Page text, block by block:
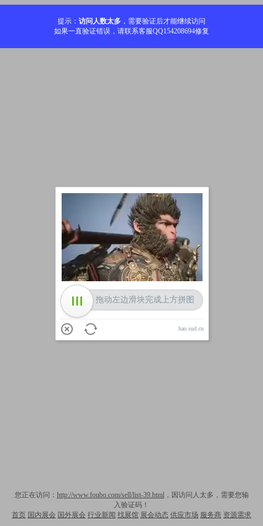
提示： 访问人数太多 ，需要验证后才能继续访问
如果一直验证错误，请联系客服QQ154208694修复
您正在访问： http://www.foubo.com/sell/list-39.html，因访问人太多，需要您输
入验证码！
首页 国内展会 国外展会 行业新闻 找展馆 展会动态 供应市场 服务商 资源需求
加载中
拖动左边滑块完成上方拼图
hao.sud.cn